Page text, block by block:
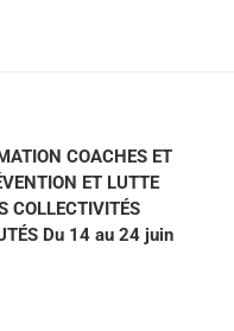
COACHES ET
ET LUTTE
COLLECTIVITÉS
Du 14 au 24 juin